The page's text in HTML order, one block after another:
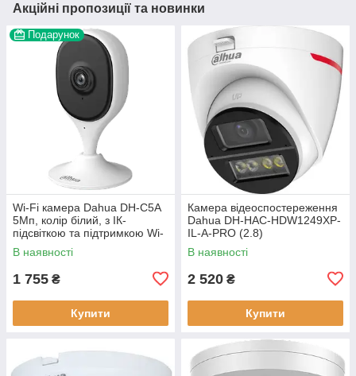
Акційні пропозиції та новинки
Подарунок
Wi-Fi камера Dahua DH-C5A
5Мп, колір білий, з ІК-
підсвіткою та підтримкою Wi-
Fi для внутрішнього
використання
В наявності
1 755 ₴
Купити
Камера відеоспостереження
Dahua DH-HAC-HDW1249XP-
IL-A-PRO (2.8)
В наявності
2 520 ₴
Купити